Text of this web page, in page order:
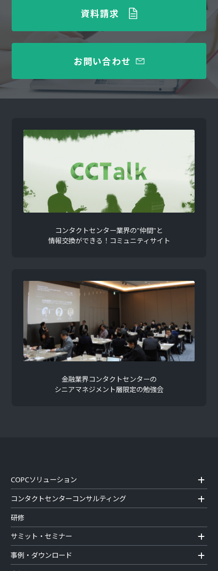
資料請求
お問い合わせ
コンタクトセンター業界の"仲間"と
情報交換ができる！コミュニティサイト
金融業界コンタクトセンターの
シニアマネジメント層限定の勉強会
COPCソリューション
コンタクトセンターコンサルティング
研修
サミット・セミナー
事例・ダウンロード